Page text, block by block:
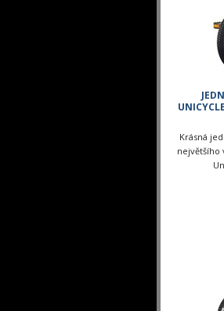
Krásná
největšího